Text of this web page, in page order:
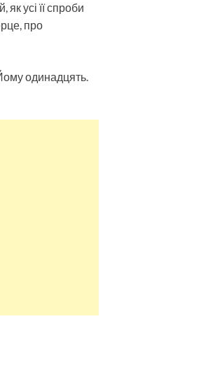
усі її спроби
про
одинадцять.